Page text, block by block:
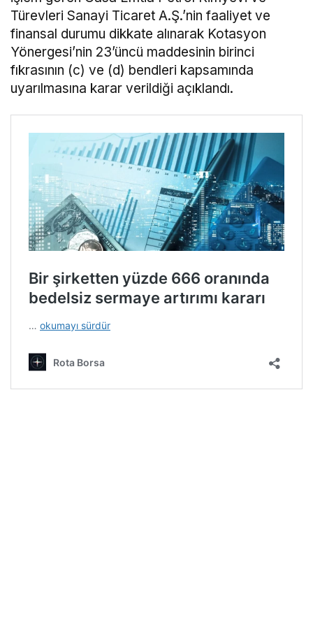
Türevleri Sanayi Ticaret A.Ş.’nin faaliyet ve
finansal durumu dikkate alınarak Kotasyon
Yönergesi’nin 23’üncü maddesinin birinci
fıkrasının (c) ve (d) bendleri kapsamında
uyarılmasına karar verildiği açıklandı.